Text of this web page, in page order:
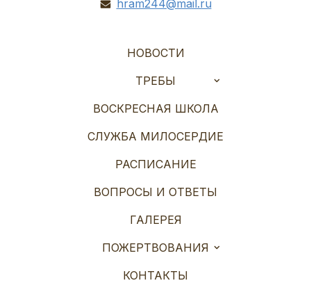
hram244@mail.ru
НОВОСТИ
ТРЕБЫ
ВОСКРЕСНАЯ ШКОЛА
СЛУЖБА МИЛОСЕРДИЕ
РАСПИСАНИЕ
ВОПРОСЫ И ОТВЕТЫ
ГАЛЕРЕЯ
ПОЖЕРТВОВАНИЯ
КОНТАКТЫ